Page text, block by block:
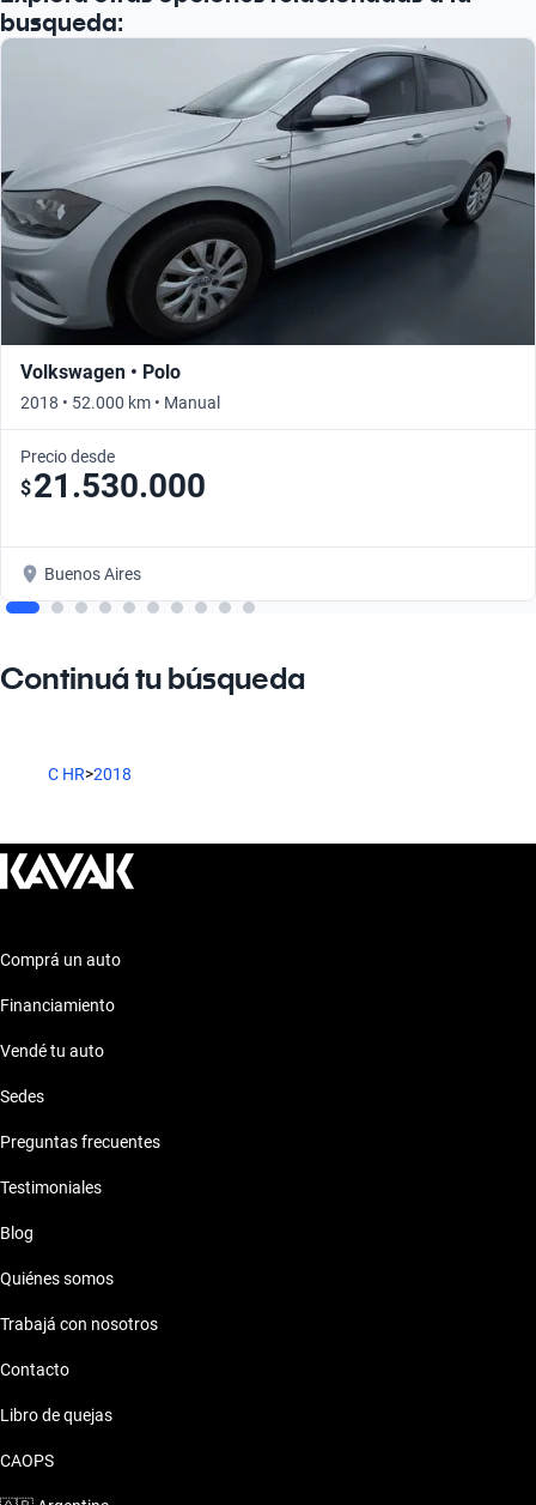
busqueda:
Volkswagen • Polo
2018 • 52.000 km • Manual
Precio desde
$21.530.000
Buenos Aires
Continuá tu búsqueda
C HR>2018
Comprá un auto
Financiamiento
Vendé tu auto
Sedes
Preguntas frecuentes
Testimoniales
Blog
Quiénes somos
Trabajá con nosotros
Contacto
Libro de quejas
CAOPS